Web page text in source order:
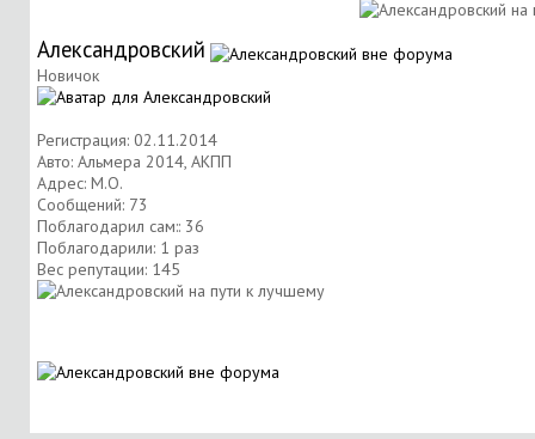
Александровский
Новичок
Регистрация: 02.11.2014
Авто: Альмера 2014, АКПП
Адрес: М.О.
Сообщений: 73
Поблагодарил сам:: 36
Поблагодарили: 1 раз
Вес репутации: 145